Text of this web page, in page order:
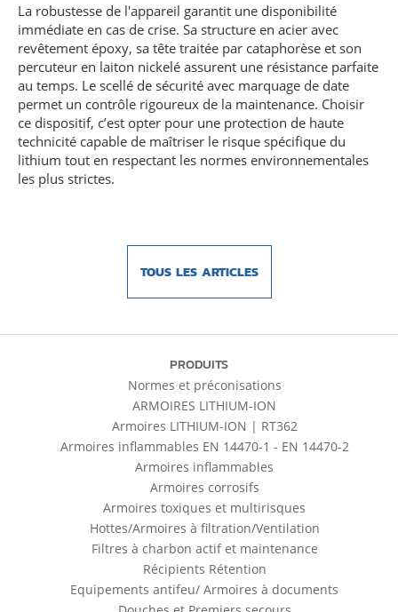
La robustesse de l'appareil garantit une disponibilité
immédiate en cas de crise. Sa structure en acier avec
revêtement époxy, sa tête traitée par cataphorèse et son
percuteur en laiton nickelé assurent une résistance parfaite
au temps. Le scellé de sécurité avec marquage de date
permet un contrôle rigoureux de la maintenance. Choisir
ce dispositif, c’est opter pour une protection de haute
technicité capable de maîtriser le risque spécifique du
lithium tout en respectant les normes environnementales
les plus strictes.
TOUS LES ARTICLES
PRODUITS
Normes et préconisations
ARMOIRES LITHIUM-ION
Armoires LITHIUM-ION | RT362
Armoires inflammables EN 14470-1 - EN 14470-2
Armoires inflammables
Armoires corrosifs
Armoires toxiques et multirisques
Hottes/Armoires à filtration/Ventilation
Filtres à charbon actif et maintenance
Récipients Rétention
Equipements antifeu/ Armoires à documents